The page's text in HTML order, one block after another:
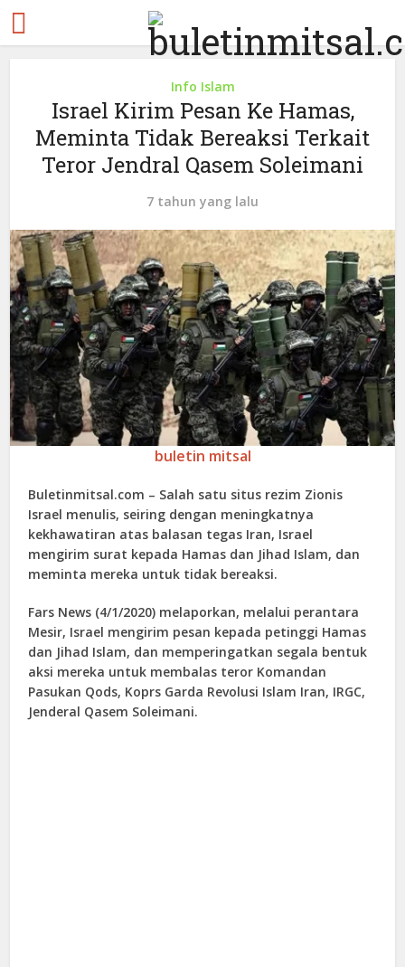
Info Islam
Israel Kirim Pesan Ke Hamas,
Meminta Tidak Bereaksi Terkait
Teror Jendral Qasem Soleimani
7 tahun yang lalu
buletin mitsal
Buletinmitsal.com – Salah satu situs rezim Zionis
Israel menulis, seiring dengan meningkatnya
kekhawatiran atas balasan tegas Iran, Israel
mengirim surat kepada Hamas dan Jihad Islam, dan
meminta mereka untuk tidak bereaksi.
Fars News (4/1/2020) melaporkan, melalui perantara
Mesir, Israel mengirim pesan kepada petinggi Hamas
dan Jihad Islam, dan memperingatkan segala bentuk
aksi mereka untuk membalas teror Komandan
Pasukan Qods, Koprs Garda Revolusi Islam Iran, IRGC,
Jenderal Qasem Soleimani.